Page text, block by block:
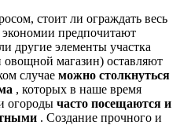
стоит ли ограждать весь
предпочитают
другие элементы участка
магазин) оставляют
случае можно столкнуться
, которых в наше время
огороды часто посещаются и
. Создание прочного и